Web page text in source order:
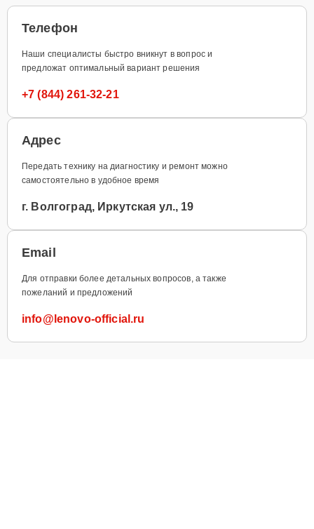
Телефон
Наши специалисты быстро вникнут в вопрос и
предложат оптимальный вариант решения
+7 (844) 261-32-21
Адрес
Передать технику на диагностику и ремонт можно
самостоятельно в удобное время
г. Волгоград, Иркутская ул., 19
Email
Для отправки более детальных вопросов, а также
пожеланий и предложений
info@lenovo-official.ru